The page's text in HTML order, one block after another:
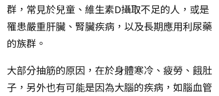
群，常見於兒童、維生素D攝取不足的人，或是
罹患嚴重肝臟、腎臟疾病，以及長期應用利尿藥
的族群。
大部分抽筋的原因，在於身體寒冷、疲勞、餓肚
子，另外也有可能是因為大腦的疾病，如腦血管